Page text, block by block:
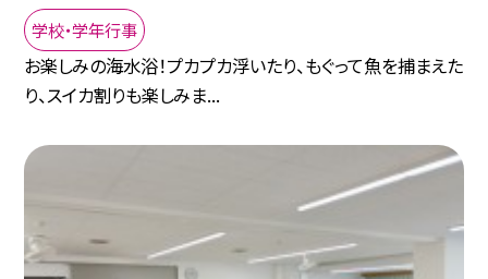
学校・学年行事
お楽しみの海水浴！プカプカ浮いたり、もぐって魚を捕まえた
り、スイカ割りも楽しみま...